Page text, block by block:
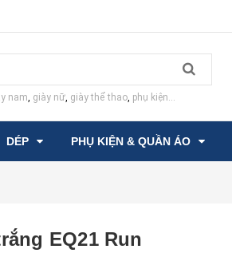
nam, giày nữ, giày thể thao, phụ kiện...
DÉP PHỤ KIỆN & QUẦN ÁO
EQ21 Run